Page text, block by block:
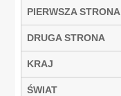
PIERWSZA STRONA
DRUGA STRONA
KRAJ
ŚWIAT